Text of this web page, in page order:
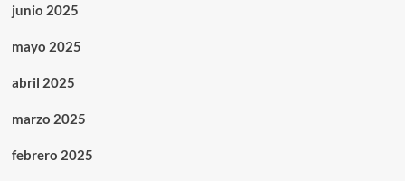
junio 2025
mayo 2025
abril 2025
marzo 2025
febrero 2025